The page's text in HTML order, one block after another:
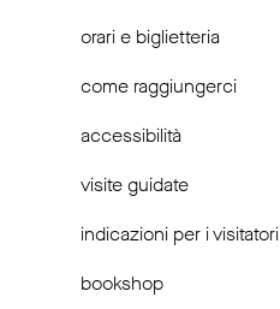
orari e biglietteria
come raggiungerci
accessibilità
visite guidate
indicazioni per i visitatori
bookshop